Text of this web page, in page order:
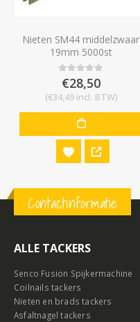
Nieten SM44 middelzwaar
19mm 5000st
0out of 5
€28,50
(€34,49incl. BTW)
Contactinformatie
ALLE TACKERS
Senco Fusion Spijkermachine
Coilnails tackers
Nieten en brads tackers
Asfaltnagel tackers